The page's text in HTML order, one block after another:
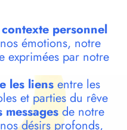
personnel
émotions, notre
exprimées par notre
les liensentre les
et parties du rêve
de notre
désirs profonds,